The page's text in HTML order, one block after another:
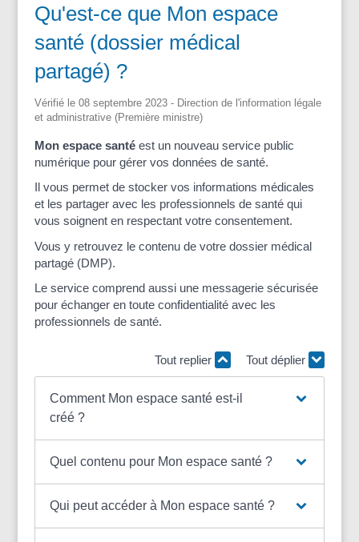
Qu'est-ce que Mon espace
santé (dossier médical
partagé) ?
Vérifié le 08 septembre 2023 - Direction de l'information légale
et administrative (Première ministre)
Mon espace santéest un nouveau service public
numérique pour gérer vos données de santé.
Il vous permet de stocker vos informations médicales
et les partager avec les professionnels de santé qui
vous soignent en respectant votre consentement.
Vous y retrouvez le contenu de votre dossier médical
partagé (DMP).
Le service comprend aussi une messagerie sécurisée
pour échanger en toute confidentialité avec les
professionnels de santé.
Tout replier Tout déplier
Comment Mon espace santé est-il
créé ?
Quel contenu pour Mon espace santé ?
Qui peut accéder à Mon espace santé ?